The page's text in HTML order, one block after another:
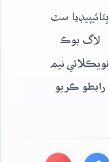
ڀٽائيپيڊيا سٿ
لاگ بوڪ
نويڪلائي نيم
رابطو ڪريو